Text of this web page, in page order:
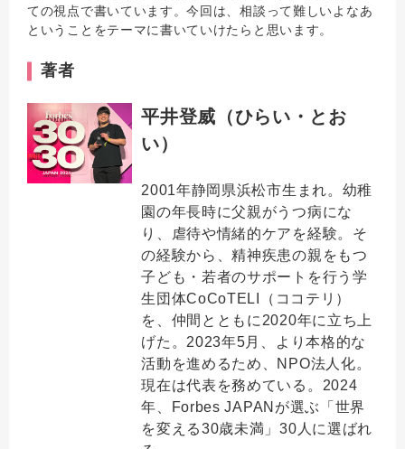
ての視点で書いています。今回は、相談って難しいよなあ
ということをテーマに書いていけたらと思います。
著者
平井登威（ひらい・とお
い）
2001年静岡県浜松市生まれ。幼稚
園の年長時に父親がうつ病にな
り、虐待や情緒的ケアを経験。そ
の経験から、精神疾患の親をもつ
子ども・若者のサポートを行う学
生団体CoCoTELI（ココテリ）
を、仲間とともに2020年に立ち上
げた。2023年5月、より本格的な
活動を進めるため、NPO法人化。
現在は代表を務めている。2024
年、Forbes JAPANが選ぶ「世界
を変える30歳未満」30人に選ばれ